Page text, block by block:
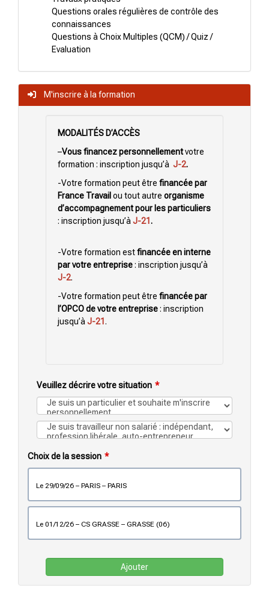
Questions orales régulières de contrôle des
connaissances
Questions à Choix Multiples (QCM) / Quiz /
Evaluation
M'inscrire à la formation
MODALITÉS D’ACCÈS
–Vous financez personnellementvotre
formation : inscription jusqu’à J-2.
-Votre formation peut être financée par
France Travail ou tout autre organisme
d’accompagnement pour les particuliers
: inscription jusqu’à J-21 .
-Votre formation estfinancée en interne
par votre entreprise: inscription jusqu’à
J-2.
-Votre formation peut être financée par
l’OPCO de votre entreprise: inscription
jusqu’à J-21 .
Veuillez décrire votre situation
Choix de la session
le 29/09/26 – PARIS – PARIS
le 01/12/26 – CS GRASSE – GRASSE (06)
Ajouter